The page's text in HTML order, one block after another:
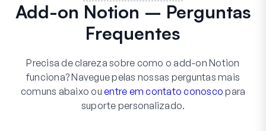
Add-on Notion – Perguntas
Frequentes
Precisa de clareza sobre como o add-on Notion
funciona? Navegue pelas nossas perguntas mais
comuns abaixo ou entre em contato conosco para
suporte personalizado.